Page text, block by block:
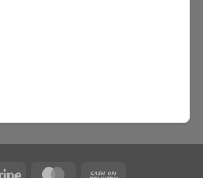
Stripe MasterCard